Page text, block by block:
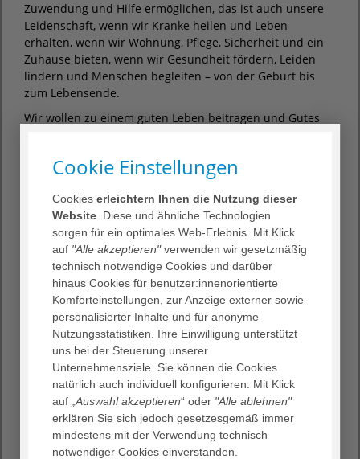
Zuwendung und Hilfe ermöglichen, das ist auch unsere
Leidenschaft, wenn wir Kranke heilen und Leben
erhalten, wenn wir Wohnung, Pflege, Sicherheit und ein
Zuhause bieten, wenn wir Gesundheit fördern, Leiden
lindern und Menschen begleiten – von der Geburt bis
zum Lebensende.
Wir wollen zu einem guten Leben beitragen und Gutes
merken, dass wir verletzlich und auf Hilfe angewiesen
aus tiefem Respekt gegenüber ganz unterschiedlichen
Lebenswegen.
Dabei haben wir den ganzen Menschen im Blick: mit Leib
und Seele, mit seiner Hoffnung und seinen Ängsten, mit
seinem Können und seinen Grenzen, mit seinem sozialen
Umfeld und seinen spirituellen Bedürfnissen. Wir
verstehen unseren Dienst ganzheitlich.
In diesem Geist haben Menschen vor über 150 Jahren
diakonische oder kirchliche Träger gegründet und
Einrichtungen zur Pflege von kranken und alten
Menschen aufgebaut. In Verantwortung gegenüber dem
Gemeinwesen reagierten sie damit auf gesellschaftliche
Nöte und Umbrüche.
Cookie Einstellungen
Cookieserleichtern Ihnen die Nutzung dieser
Website . Diese und ähnliche Technologien
sorgen für ein optimales Web-Erlebnis. Mit Klick
auf "Alle akzeptieren"verwenden wir gesetzmäßig
technisch notwendige Cookies und darüber
hinaus Cookies für benutzer:innenorientierte
Komforteinstellungen, zur Anzeige externer sowie
personalisierter Inhalte und für anonyme
Nutzungsstatistiken. Ihre Einwilligung unterstützt
uns bei der Steuerung unserer
Unternehmensziele. Sie können die Cookies
natürlich auch individuell konfigurieren. Mit Klick
auf „Auswahl akzeptieren“ oder "Alle ablehnen"
erklären Sie sich jedoch gesetzesgemäß immer
mindestens mit der Verwendung technisch
notwendiger Cookies einverstanden.